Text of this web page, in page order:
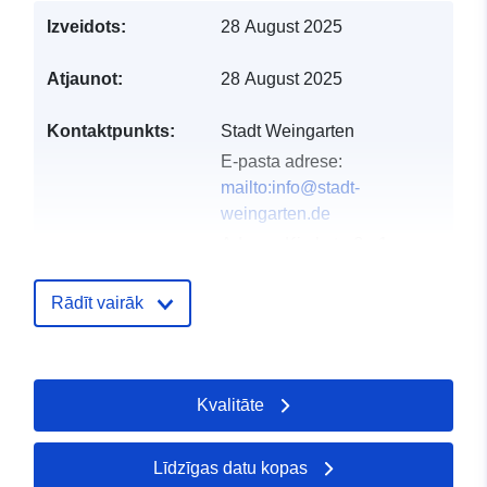
Izveidots: 28 August 2025
Atjaunot: 28 August 2025
Kontaktpunkts:
Stadt Weingarten
E-pasta adrese:
mailto:info@stadt-
weingarten.de
ieraksts:
Pievienots data.europa.eu:
2026
Jaunākā informācija par
Rādīt vairāk
Kvalitāte
Līdzīgas datu kopas